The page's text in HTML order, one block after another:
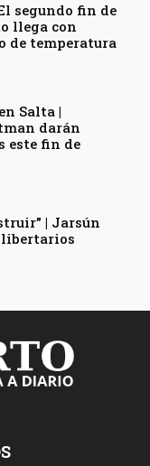
segundo fin de
llega con
de temperatura
Salta |
darán
este fin de
| Jarsún